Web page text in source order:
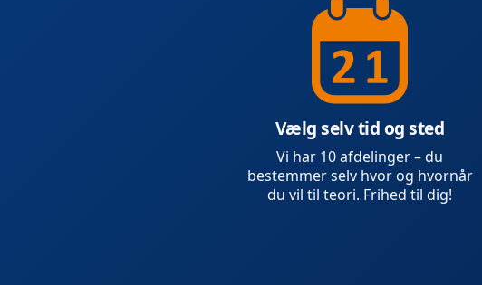
Vælg selv tid og sted
Vi har 10 afdelinger – du
bestemmer selv hvor og hvornår
du vil til teori. Frihed til dig!